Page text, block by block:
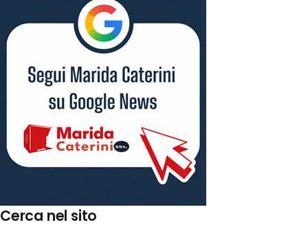
Cerca nel sito